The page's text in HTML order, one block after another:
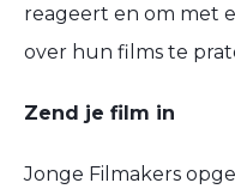
reageert en om met
over hun films te
Zend je film in
Jonge Filmakers